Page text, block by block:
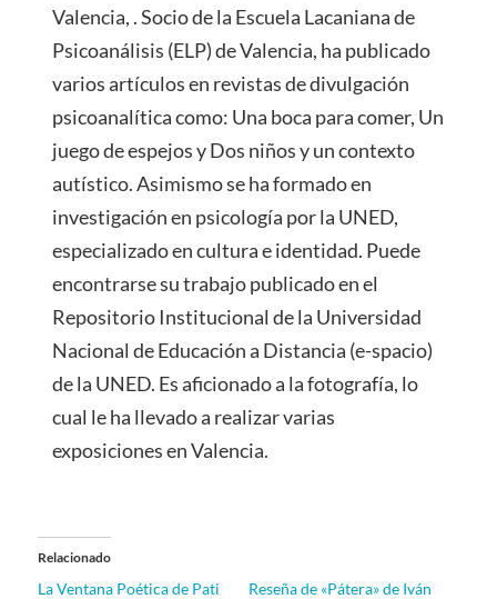
Valencia, . Socio de la Escuela Lacaniana de
Psicoanálisis (ELP) de Valencia, ha publicado
varios artículos en revistas de divulgación
psicoanalítica como: Una boca para comer, Un
juego de espejos y Dos niños y un contexto
autístico. Asimismo se ha formado en
investigación en psicología por la UNED,
especializado en cultura e identidad. Puede
encontrarse su trabajo publicado en el
Repositorio Institucional de la Universidad
Nacional de Educación a Distancia (e-spacio)
de la UNED. Es aficionado a la fotografía, lo
cual le ha llevado a realizar varias
exposiciones en Valencia.
Relacionado
La Ventana Poética de Pati
Reseña de «Pátera» de Iván